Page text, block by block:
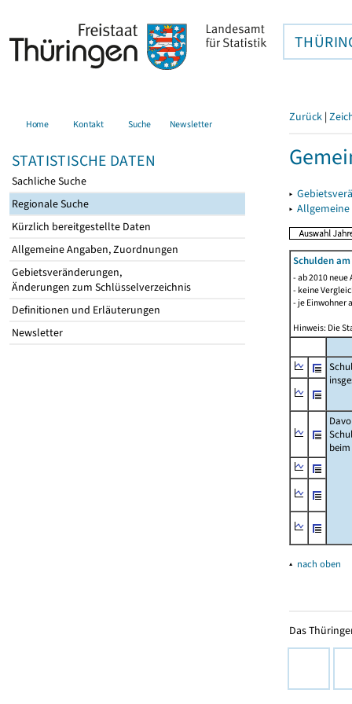
Home Kontakt Suche Newsletter
STATISTISCHE DATEN
Sachliche Suche
Regionale Suche
Kürzlich bereitgestellte Daten
Allgemeine Angaben, Zuordnungen
Gebietsveränderungen,
Änderungen zum Schlüsselverzeichnis
Definitionen und Erläuterungen
Newsletter
Zurück |
▸
▸
Schulden
- ab 2010
- keine
- je Einwohner
Hinweis: Die
beim
▴ nach oben
Das